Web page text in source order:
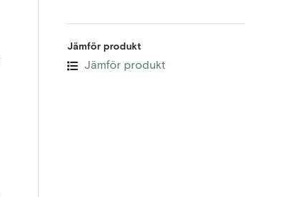
Jämför produkt
Jämför produkt